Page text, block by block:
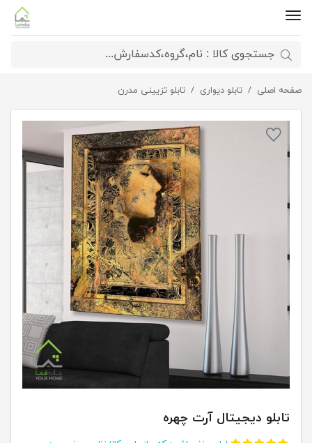
صفحه اصلی تابلو دیواری تابلو تزیینی مدرن تابلو دیجیتال آرت چهره
تابلو دیجیتال آرت چهره